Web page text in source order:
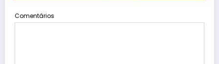
Comentários